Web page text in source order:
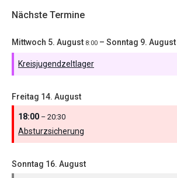
Nächste Termine
Mittwoch 5. August 8:00 – Sonntag 9. August
Kreisjugendzeltlager
Freitag 14. August
18:00 – 20:30
Absturzsicherung
Sonntag 16. August